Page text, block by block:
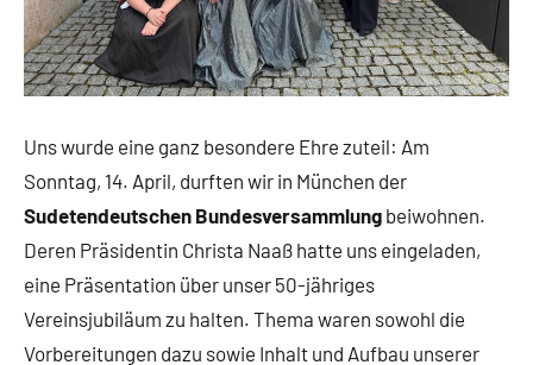
Uns wurde eine ganz besondere Ehre zuteil: Am
Sonntag, 14. April, durften wir in München der
Sudetendeutschen Bundesversammlung beiwohnen.
Deren Präsidentin Christa Naaß hatte uns eingeladen,
eine Präsentation über unser 50-jähriges
Vereinsjubiläum zu halten. Thema waren sowohl die
Vorbereitungen dazu sowie Inhalt und Aufbau unserer